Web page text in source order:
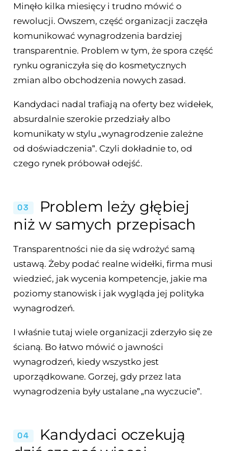
Minęło kilka miesięcy i trudno mówić o
rewolucji. Owszem, część organizacji zaczęła
komunikować wynagrodzenia bardziej
transparentnie. Problem w tym, że spora część
rynku ograniczyła się do kosmetycznych
zmian albo obchodzenia nowych zasad.
Kandydaci nadal trafiają na oferty bez widełek,
absurdalnie szerokie przedziały albo
komunikaty w stylu „wynagrodzenie zależne
od doświadczenia”. Czyli dokładnie to, od
czego rynek próbował odejść.
03
Problem leży głębiej
niż w samych przepisach
Transparentności nie da się wdrożyć samą
ustawą. Żeby podać realne widełki, firma musi
wiedzieć, jak wycenia kompetencje, jakie ma
poziomy stanowisk i jak wygląda jej polityka
wynagrodzeń.
I właśnie tutaj wiele organizacji zderzyło się ze
ścianą. Bo łatwo mówić o jawności
wynagrodzeń, kiedy wszystko jest
uporządkowane. Gorzej, gdy przez lata
wynagrodzenia były ustalane „na wyczucie”.
04
Kandydaci oczekują